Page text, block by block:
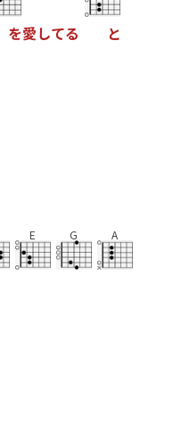
を愛してる と
E G A